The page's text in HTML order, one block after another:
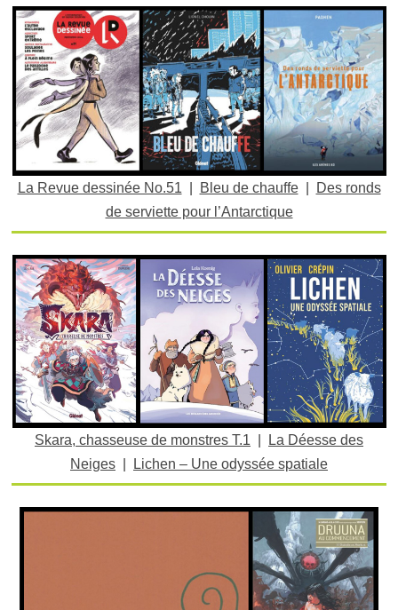
La Revue dessinée No.51 Bleu de chauffe|
Des ronds
de serviette pour l’Antarctique
Skara, chasseuse de monstres T.1
La Déesse des
Neiges
Lichen – Une odyssée spatiale